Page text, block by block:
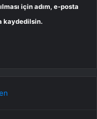
için adım, e-posta
kaydedilsin.